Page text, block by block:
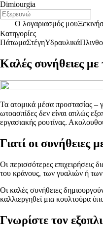
Dimiourgia
Ο λογαριασμός μου
Κατηγορίες
ΠάτωμαΣτέγηΥδραυλικά
Καλές συνήθειες
Τα ατομικά μέσα προστασίας –
ωτοασπίδες δεν είναι απλώς
εργασιακής ρουτίνας.
Γιατί οι συνήθειες
Οι περισσότερες επιχειρήσεις
του κράνους, των γυαλιών ή των
Οι καλές συνήθειες
καλλιεργηθεί μια κουλτούρα
Γνωρίστε τον